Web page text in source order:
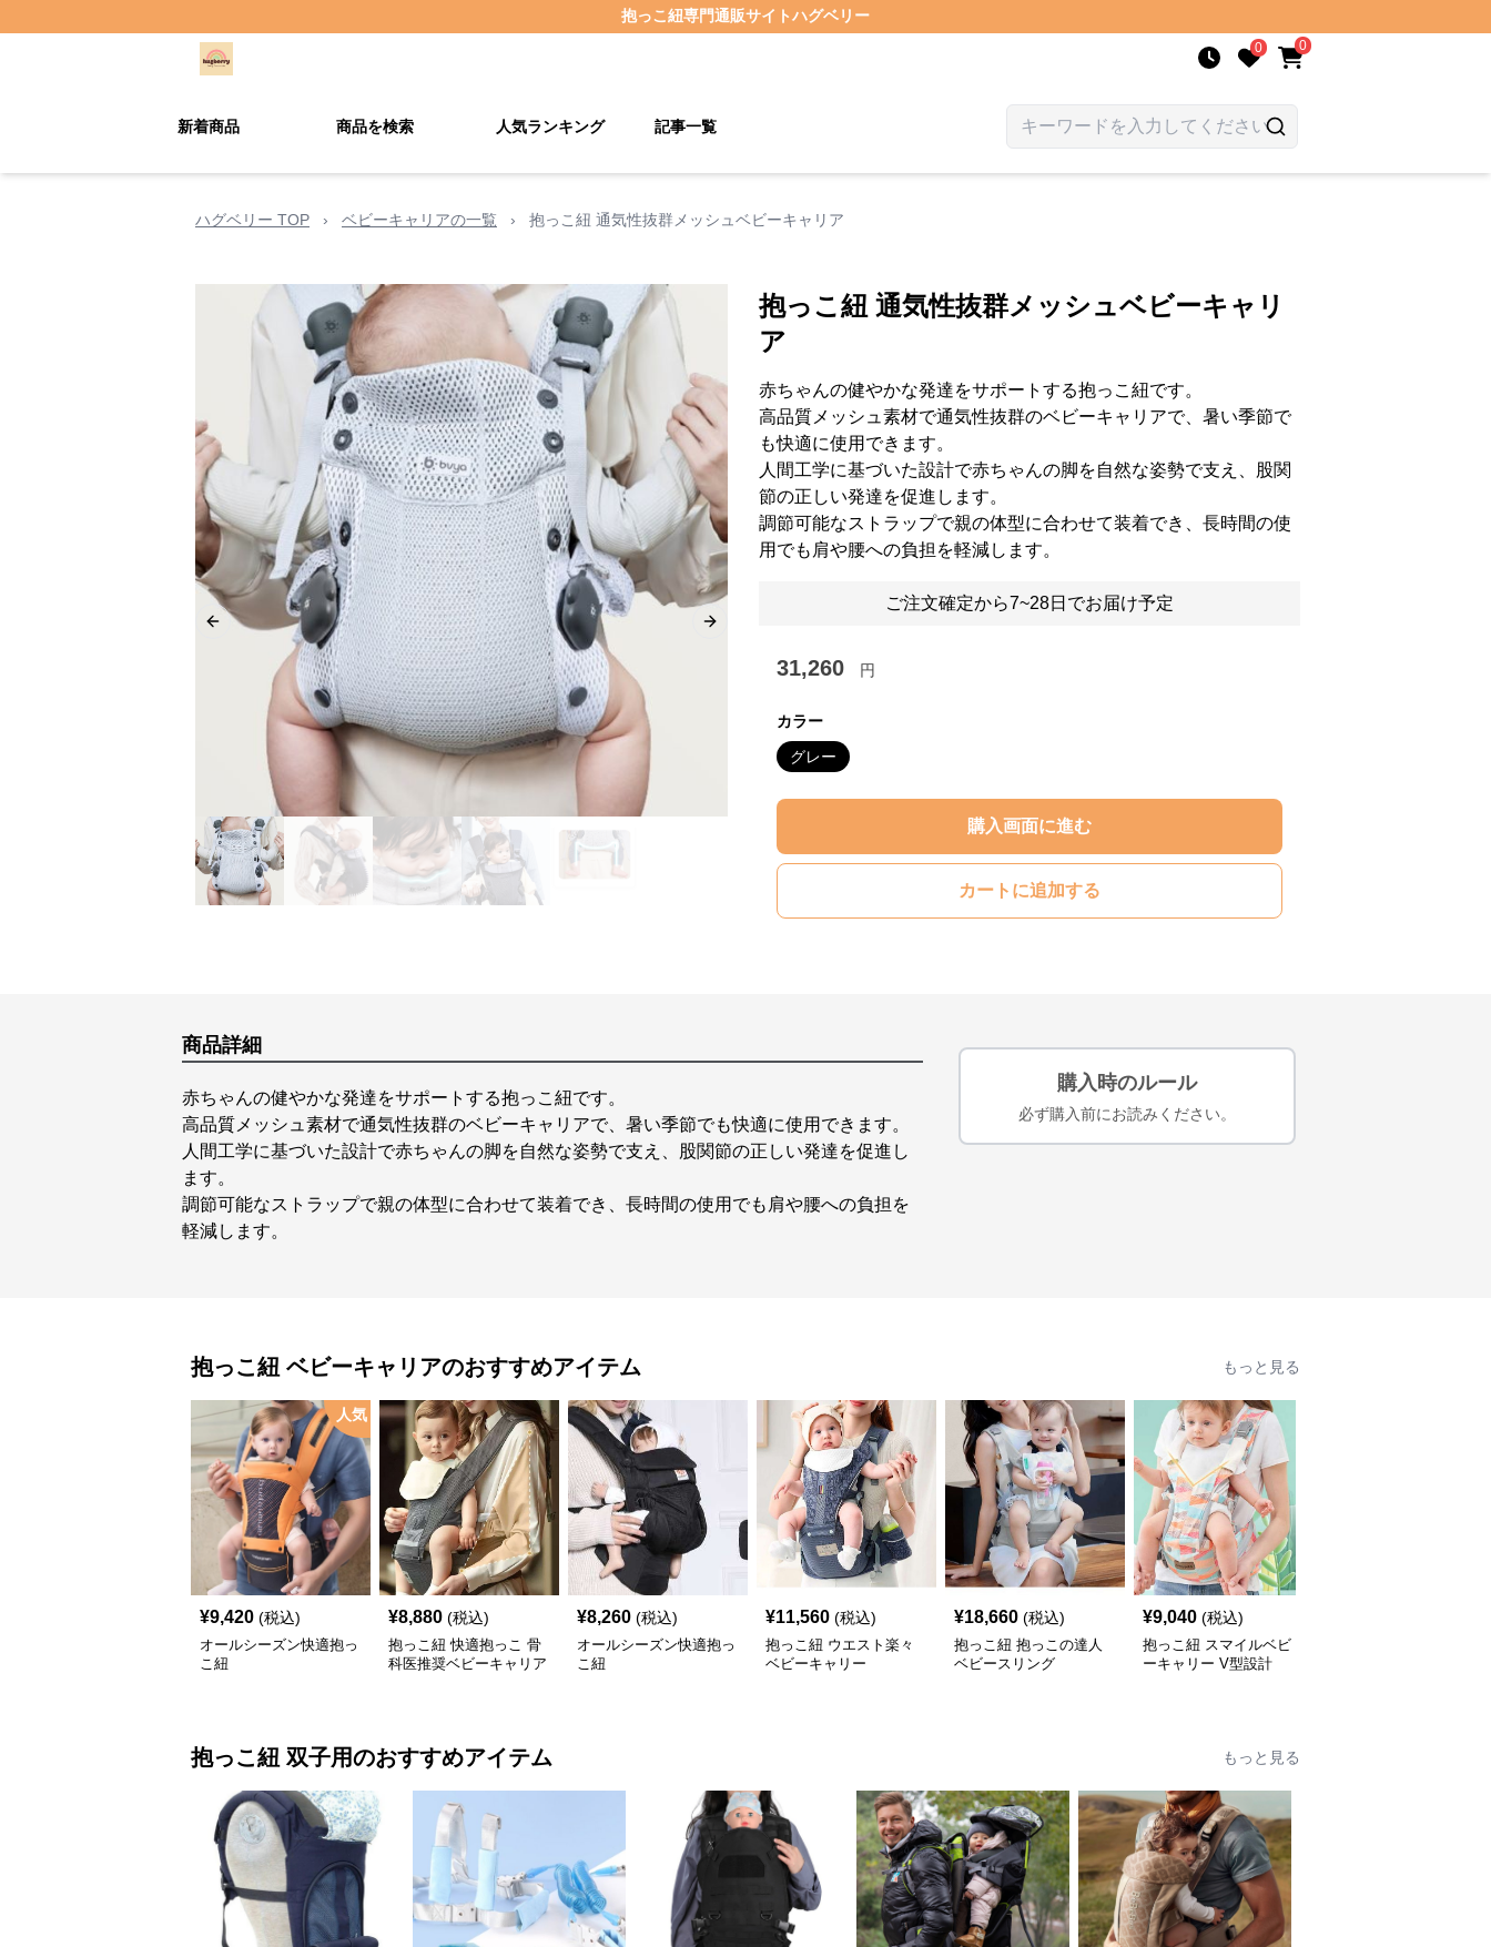
抱っこ紐専門通販サイトハグベリー
0 0
新着商品 商品を検索 人気ランキング 記事一覧
ハグベリー TOP › ベビーキャリアの一覧 › 抱っこ紐 通気性抜群メッシュベビーキャリア
Previous slide Next slide
抱っこ紐 通気性抜群メッシュベビーキャリ
ア
赤ちゃんの健やかな発達をサポートする抱っこ紐です。
高品質メッシュ素材で通気性抜群のベビーキャリアで、暑い季節で
も快適に使用できます。
人間工学に基づいた設計で赤ちゃんの脚を自然な姿勢で支え、股関
節の正しい発達を促進します。
調節可能なストラップで親の体型に合わせて装着でき、長時間の使
用でも肩や腰への負担を軽減します。
ご注文確定から7~28日でお届け予定
31,260 円
カラー
グレー
購入画面に進む
カートに追加する
商品詳細
赤ちゃんの健やかな発達をサポートする抱っこ紐です。
高品質メッシュ素材で通気性抜群のベビーキャリアで、暑い季節でも快適に使用できます。
人間工学に基づいた設計で赤ちゃんの脚を自然な姿勢で支え、股関節の正しい発達を促進し
ます。
調節可能なストラップで親の体型に合わせて装着でき、長時間の使用でも肩や腰への負担を
軽減します。
購入時のルール
必ず購入前にお読みください。
抱っこ紐 ベビーキャリアのおすすめアイテム もっと見る
人気
¥9,420 (税込)
オールシーズン快適抱っ
こ紐
¥8,880 (税込)
抱っこ紐 快適抱っこ 骨
科医推奨ベビーキャリア
¥8,260 (税込)
オールシーズン快適抱っ
こ紐
¥11,560 (税込)
抱っこ紐 ウエスト楽々
ベビーキャリー
¥18,660 (税込)
抱っこ紐 抱っこの達人
ベビースリング
¥9,040 (税込)
抱っこ紐 スマイルベビ
ーキャリー V型設計
抱っこ紐 双子用のおすすめアイテム もっと見る